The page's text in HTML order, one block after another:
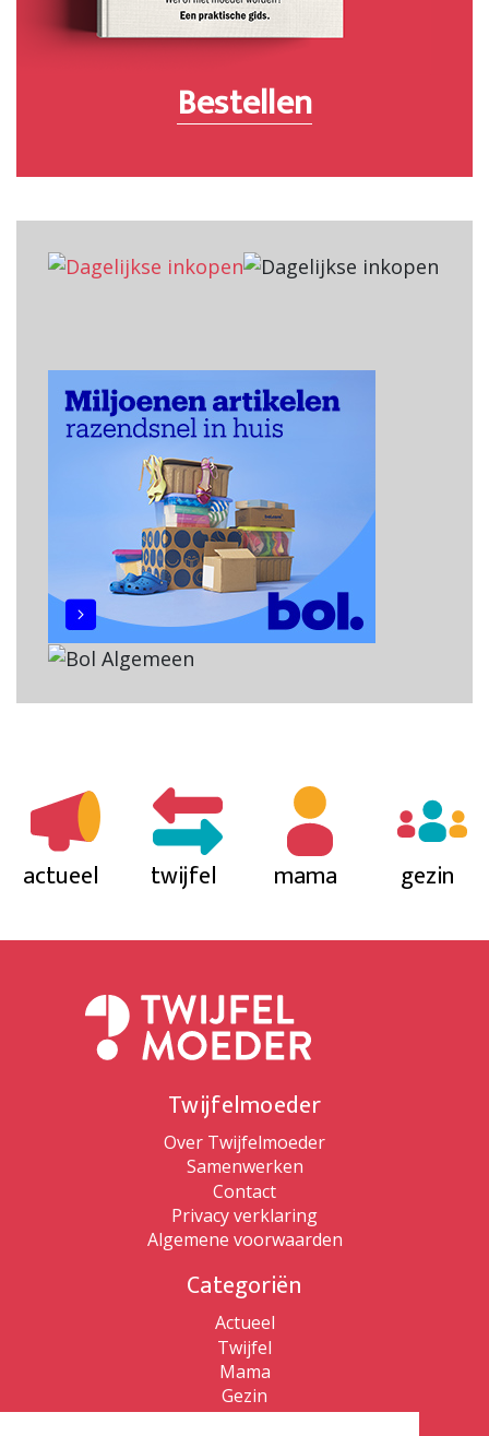
Bestellen
actueel twijfel mama gezin
Twijfelmoeder
Over Twijfelmoeder
Samenwerken
Contact
Privacy verklaring
Algemene voorwaarden
Categoriën
Actueel
Twijfel
Mama
Gezin